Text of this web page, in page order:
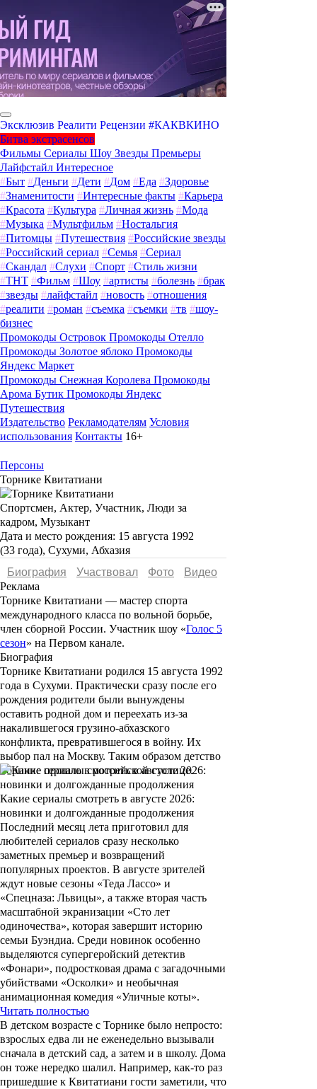
Эксклюзив Реалити Рецензии #КАКВКИНО
Битва экстрасенсов
Фильмы Сериалы Шоу Звезды Премьеры
Лайфстайл Интересное
#Быт #Деньги #Дети #Дом #Еда #Здоровье
#Знаменитости #Интересные факты #Карьера
#Красота #Культура #Личная жизнь #Мода
#Музыка #Мультфильм #Ностальгия
#Питомцы #Путешествия #Российские звезды
#Российский сериал #Семья #Сериал
#Скандал #Слухи #Спорт #Стиль жизни
#ТНТ #Фильм #Шоу #артисты #болезнь #брак
#звезды #лайфстайл #новость #отношения
#реалити #роман #съемка #съемки #тв #шоу-
бизнес
Промокоды Островок Промокоды Отелло
Промокоды Золотое яблоко Промокоды
Яндекс Маркет
Промокоды Снежная Королева Промокоды
Арома Бутик Промокоды Яндекс
Путешествия
Издательство Рекламодателям Условия
использования Контакты 16+
Персоны
Торнике Квитатиани
Спортсмен, Актер, Участник, Люди за
кадром, Музыкант
Дата и место рождения: 15 августа 1992
(33 года), Сухуми, Абхазия
Биография
Участвовал Фото
Видеo
Реклама
Торнике Квитатиани — мастер спорта
международного класса по вольной борьбе,
член сборной России. Участник шоу «Голос 5
сезон» на Первом канале.
Биография
Торнике Квитатиани родился 15 августа 1992
года в Сухуми. Практически сразу после его
рождения родители были вынуждены
оставить родной дом и переехать из-за
накалившегося грузино-абхазского
конфликта, превратившегося в войну. Их
выбор пал на Москву. Таким образом детство
Торнике прошло в российской столице.
Какие сериалы смотреть в августе 2026:
новинки и долгожданные продолжения
Последний месяц лета приготовил для
любителей сериалов сразу несколько
заметных премьер и возвращений
популярных проектов. В августе зрителей
ждут новые сезоны «Теда Лассо» и
«Спецназа: Львицы», а также вторая часть
масштабной экранизации «Сто лет
одиночества», которая завершит историю
семьи Буэндиа. Среди новинок особенно
выделяются супергеройский детектив
«Фонари», подростковая драма с загадочными
убийствами «Осколки» и необычная
анимационная комедия «Уличные коты».
Читать полностью
В детском возрасте с Торнике было непросто:
взрослых едва ли не еженедельно вызывали
сначала в детский сад, а затем и в школу. Дома
он тоже нередко шалил. Например, как-то раз
пришедшие к Квитатиани гости заметили, что